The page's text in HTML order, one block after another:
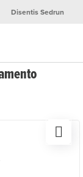
Disentis Sedrun